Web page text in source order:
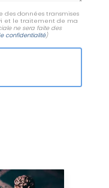
des données transmises
et le traitement de ma
ne sera faite des
confidentialité)